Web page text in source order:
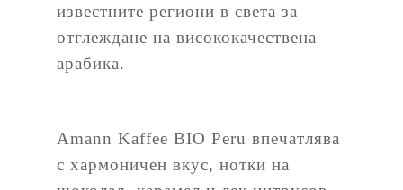
известните региони в света за
отглеждане на висококачествена
арабика.
Amann Kaffee BIO Peru впечатлява
с хармоничен вкус, нотки на